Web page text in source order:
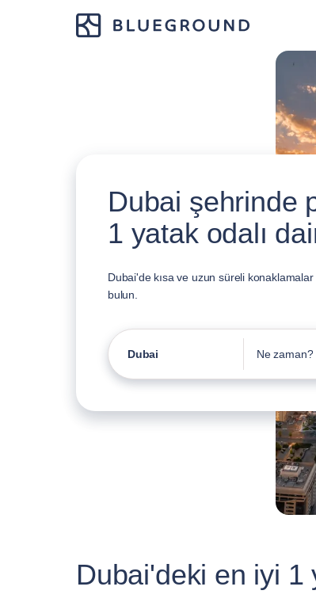
Dubai şehrinde
1 yatak odalı
Dubai'de kısa ve uzun süreli
bulun.
Dubai Ne zaman?
Dubai'deki en iyi 1